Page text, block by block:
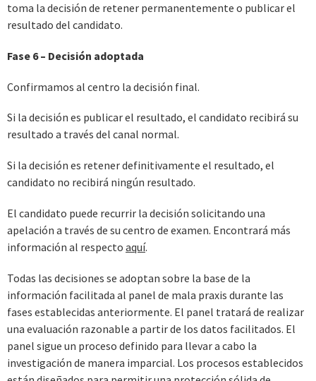
toma la decisión de retener permanentemente o publicar el
resultado del candidato.
Fase 6 – Decisión adoptada
Confirmamos al centro la decisión final.
Si la decisión es publicar el resultado, el candidato recibirá su
resultado a través del canal normal.
Si la decisión es retener definitivamente el resultado, el
candidato no recibirá ningún resultado.
El candidato puede recurrir la decisión solicitando una
apelación a través de su centro de examen. Encontrará más
información al respecto aquí.
Todas las decisiones se adoptan sobre la base de la
información facilitada al panel de mala praxis durante las
fases establecidas anteriormente. El panel tratará de realizar
una evaluación razonable a partir de los datos facilitados. El
panel sigue un proceso definido para llevar a cabo la
investigación de manera imparcial. Los procesos establecidos